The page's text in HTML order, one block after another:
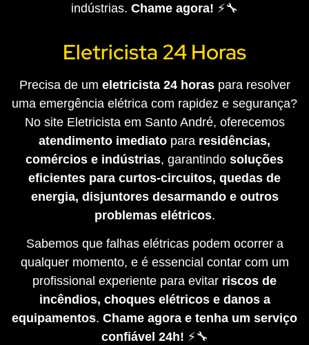
indústrias. Chame agora! ⚡🔧
Eletricista 24 Horas
Precisa de um eletricista 24 horaspara resolver
uma emergência elétrica com rapidez e segurança?
No site Eletricista em Santo André, oferecemos
atendimento imediato para residências,
comércios e indústrias, garantindo soluções
eficientes para curtos-circuitos, quedas de
energia, disjuntores desarmando e outros
problemas elétricos.
Sabemos que falhas elétricas podem ocorrer a
qualquer momento, e é essencial contar com um
profissional experiente para evitar riscos de
incêndios, choques elétricos e danos a
equipamentos. Chame agora e tenha um serviço
confiável 24h! ⚡🔧